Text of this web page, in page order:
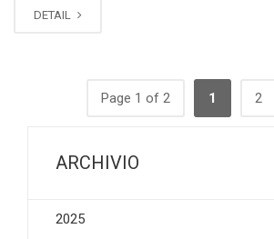
DETAIL
Page 1 of 2 1 2
ARCHIVIO
2025